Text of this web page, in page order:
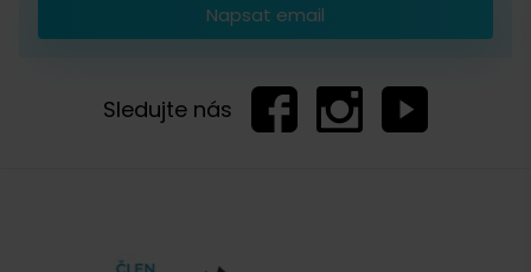
Napsat email
Sledujte nás